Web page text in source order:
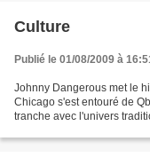
Culture
Publié le 01/08/2009 à
Johnny Dangerous met le
Chicago s'est entouré de
tranche avec l'univers